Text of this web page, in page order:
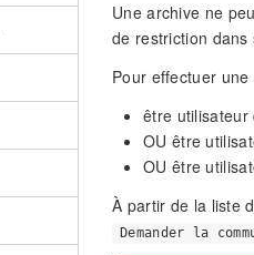
Une archive ne
de restriction
Pour effectuer
être utilisateur
OU être
OU être
À partir de la liste
Demander la